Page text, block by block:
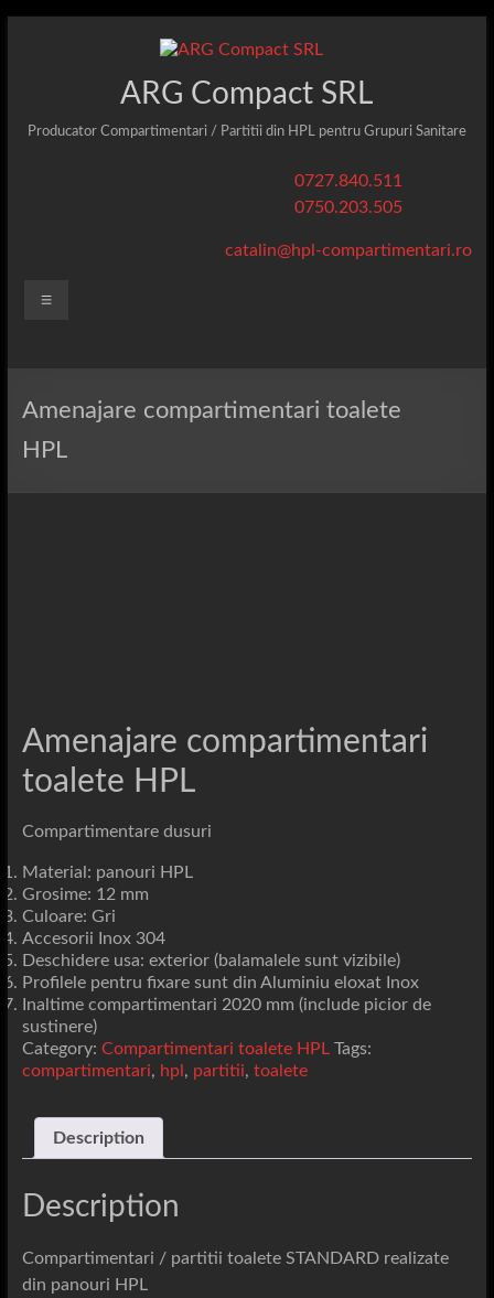
ARG Compact SRL
Producator Compartimentari / Partitii din HPL pentru Grupuri Sanitare
0727.840.511
0750.203.505
catalin@hpl-compartimentari.ro
Menu
Amenajare compartimentari toalete
HPL
Amenajare compartimentari
toalete HPL
Compartimentare dusuri
Material: panouri HPL
Grosime: 12 mm
Culoare: Gri
Accesorii Inox 304
Deschidere usa: exterior (balamalele sunt vizibile)
Profilele pentru fixare sunt din Aluminiu eloxat Inox
Inaltime compartimentari 2020 mm (include picior de
sustinere)
Category: Compartimentari toalete HPL Tags:
compartimentari, hpl , partitii, toalete
Description
Description
Compartimentari / partitii toalete STANDARD realizate
din panouri HPL